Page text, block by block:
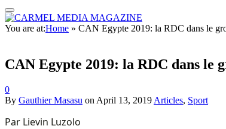
You are at:Home » CAN Egypte 2019: la RDC dans le
CAN Egypte 2019: la RDC dans le
0
By Gauthier Masasu on April 13, 2019 Articles, Sport
Par Lievin Luzolo